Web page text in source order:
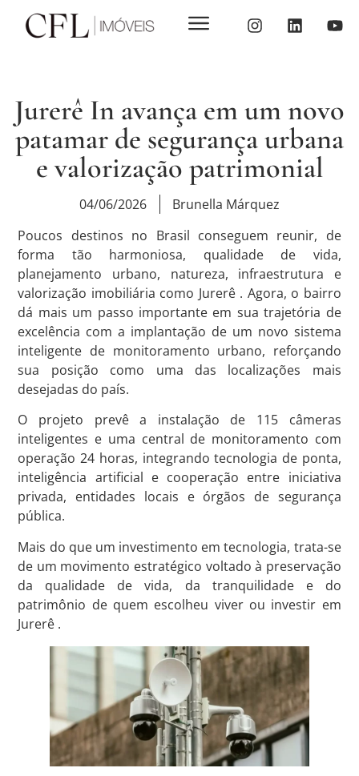
Jurerê In avança em um novo
patamar de segurança urbana
e valorização patrimonial
04/06/2026
Brunella Márquez
Poucos destinos no Brasil conseguem reunir, de
forma tão harmoniosa, qualidade de vida,
planejamento urbano, natureza, infraestrutura e
valorização imobiliária como Jurerê . Agora, o bairro
dá mais um passo importante em sua trajetória de
excelência com a implantação de um novo sistema
inteligente de monitoramento urbano, reforçando
sua posição como uma das localizações mais
desejadas do país.
O projeto prevê a instalação de 115 câmeras
inteligentes e uma central de monitoramento com
operação 24 horas, integrando tecnologia de ponta,
inteligência artificial e cooperação entre iniciativa
privada, entidades locais e órgãos de segurança
pública.
Mais do que um investimento em tecnologia, trata-se
de um movimento estratégico voltado à preservação
da qualidade de vida, da tranquilidade e do
patrimônio de quem escolheu viver ou investir em
Jurerê .